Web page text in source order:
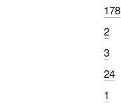
178
2
3
24
1